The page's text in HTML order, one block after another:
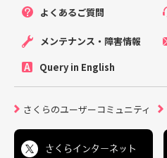
よくあるご質問
メンテナンス・障害情報
Query in English
さくらのユーザーコミュニティ
さくらインターネット